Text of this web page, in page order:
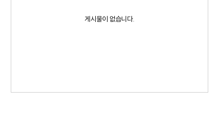
게시물이 없습니다.